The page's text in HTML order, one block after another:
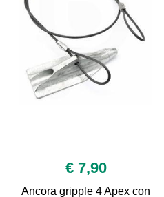
€ 7,90
Ancora gripple 4 Apex con